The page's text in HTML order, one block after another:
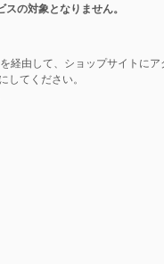
の対象となりません。
経由して、ショップサイトにア
してください。